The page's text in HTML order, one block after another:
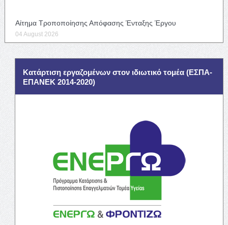
Αίτημα Τροποποίησης Απόφασης Ένταξης Έργου
04 August 2026
Κατάρτιση εργαζομένων στον ιδιωτικό τομέα (ΕΣΠΑ-
ΕΠΑΝΕΚ 2014-2020)